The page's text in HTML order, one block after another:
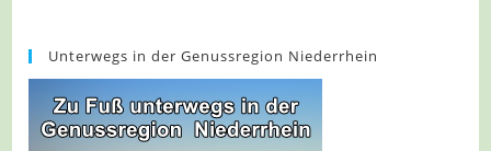
Unterwegs in der Genussregion Niederrhein